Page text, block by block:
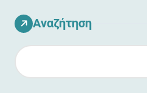
Αναζήτηση